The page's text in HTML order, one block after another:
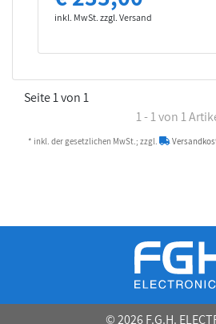
inkl. MwSt. zzgl. Versand
Seite 1 von 1
1 - 1 von 1
* inkl. der gesetzlichen MwSt.; zzgl.
© 2026 F.G.H.